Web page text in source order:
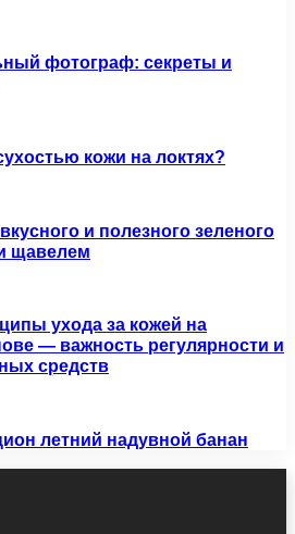
фотограф: секреты и
кожи на локтях?
и полезного зеленого
щавелем
ухода за кожей на
— важность регулярности и
средств
летний надувной банан